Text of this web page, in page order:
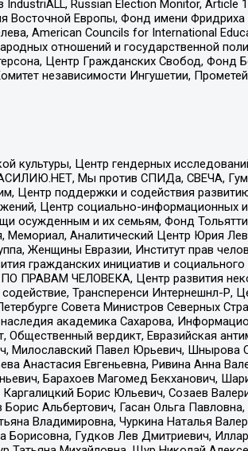
Russian Election Monitor, Article
Восточной Европы, Фонд имени Фридриха
American Councils for International
отношений и государственной
Центр Гражданских Свобод, Фонд
независимости Ингушетии,
культуры, Центр гендерных
Мы против СПИДа, СВЕЧА,
Центр поддержки и содействия
Центр социально-информационных
осужденным и их семьям, Фонд
Мемориал, Аналитический Центр Юрия
Женщины Евразии, Институт прав
гражданских инициатив и социального
ПРАВАМ ЧЕЛОВЕКА, Центр развития
Трансперенси Интернешнл-Р,
Совета Министров Северных
академика Сахарова,
вердикт, Евразийская
Милославский Павел Юрьевич, Шнырова
Анастасия Евгеньевна, Ривина Анна
Барахоев Магомед Бекханович,
Борис Юльевич, Созаев
Альбертович, Гасан Ольга
Владимировна, Чуркина Наталья
Борисовна, Гудков Лев Дмитриевич,